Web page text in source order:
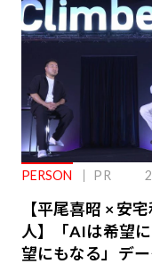
PERSON PR
【平尾喜昭 × 安宅
人】「AIは希望
望にもなる」デ